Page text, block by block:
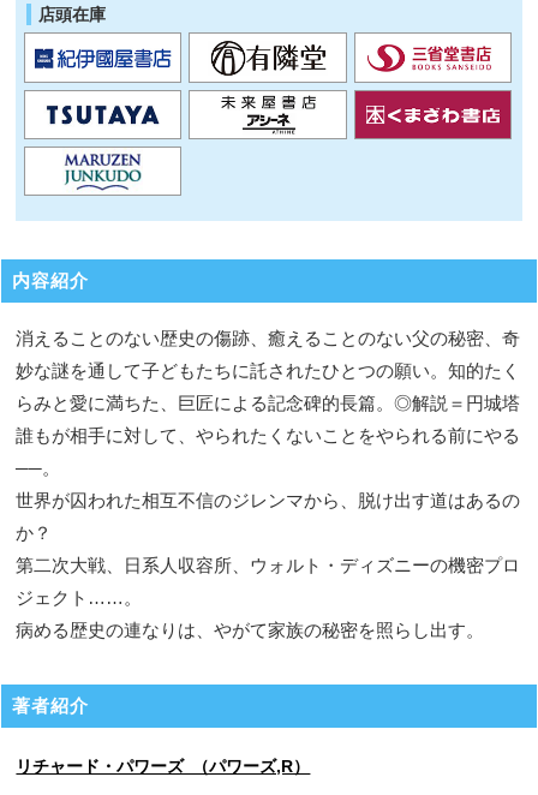
店頭在庫
内容紹介
消えることのない歴史の傷跡、癒えることのない父の秘密、奇
妙な謎を通して子どもたちに託されたひとつの願い。知的たく
らみと愛に満ちた、巨匠による記念碑的長篇。◎解説＝円城塔
誰もが相手に対して、やられたくないことをやられる前にやる
──。
世界が囚われた相互不信のジレンマから、脱け出す道はあるの
か？
第二次大戦、日系人収容所、ウォルト・ディズニーの機密プロ
ジェクト……。
病める歴史の連なりは、やがて家族の秘密を照らし出す。
著者紹介
リチャード・パワーズ （パワーズ,R）